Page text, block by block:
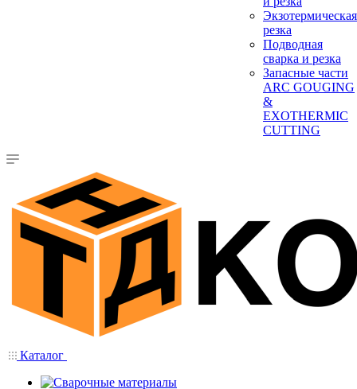
Экзотермическая
резка
Подводная
сварка и резка
Запасные части
ARC GOUGING
&
EXOTHERMIC
CUTTING
Каталог